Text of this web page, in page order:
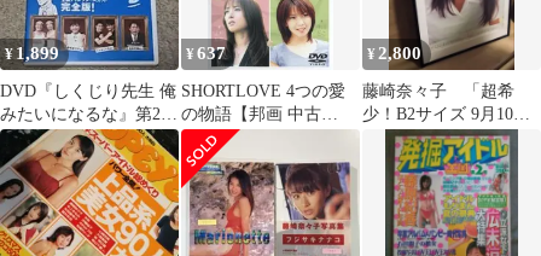
¥ 1,899
DVD『しくじり先生 俺
みたいになるな』第2巻
【全編ディレクターズ
カット完全版】
¥637
SHORTLOVE 4つの愛
の物語【邦画 中古
DVD】レンタル落ち
¥2,800
藤崎奈々子 「超希
少！B2サイズ 9月10月
カレンダーポスター」